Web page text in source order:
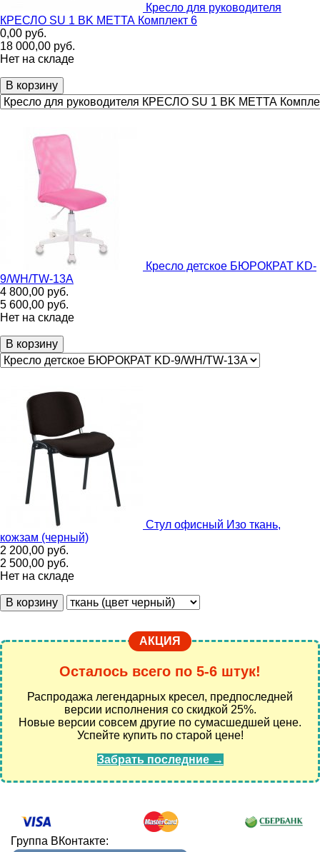
Кресло для руководителя
КРЕСЛО SU 1 BK МЕТТА Комплект 6
0,00 руб.
18 000,00 руб.
Нет на складе
В корзину
Кресло детское БЮРОКРАТ KD-
9/WH/TW-13A
4 800,00 руб.
5 600,00 руб.
Нет на складе
В корзину
Стул офисный Изо ткань,
кожзам (черный)
2 200,00 руб.
2 500,00 руб.
Нет на складе
В корзину
АКЦИЯ
Осталось всего по 5-6 штук!
Распродажа легендарных кресел, предпоследней
версии исполнения со скидкой 25%.
Новые версии совсем другие по сумасшедшей цене.
Успейте купить по старой цене!
Забрать последние →
Группа ВКонтакте: